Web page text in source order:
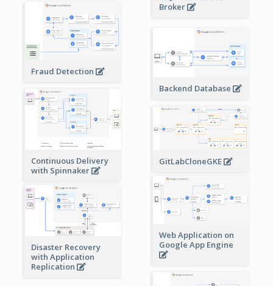
Broker
Fraud Detection
Backend Database
Continuous Delivery
with Spinnaker
GitLabCloneGKE
Web Application on
Google App Engine
Disaster Recovery
with Application
Replication